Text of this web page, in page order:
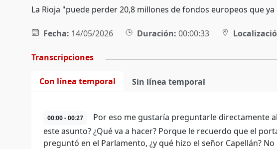
La Rioja "puede perder 20,8 millones de fondos europeos que ya
Fecha: 14/05/2026 Duración: 00:00:33
Transcripciones
Con línea temporal Sin línea temporal
00:00 - 00:27
Por eso me gustaría preguntarle directamente
este asunto? ¿Qué va a hacer? Porque le recuerdo que el
preguntó en el Parlamento, ¿y qué hizo el señor Capellán?